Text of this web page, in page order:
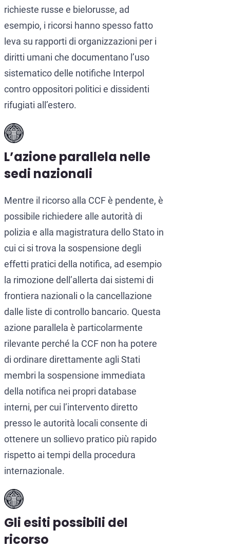
richieste russe e bielorusse, ad
esempio, i ricorsi hanno spesso fatto
leva su rapporti di organizzazioni per i
diritti umani che documentano l’uso
sistematico delle notifiche Interpol
contro oppositori politici e dissidenti
rifugiati all’estero.
L’azione parallela nelle
sedi nazionali
Mentre il ricorso alla CCF è pendente, è
possibile richiedere alle autorità di
polizia e alla magistratura dello Stato in
cui ci si trova la sospensione degli
effetti pratici della notifica, ad esempio
la rimozione dell’allerta dai sistemi di
frontiera nazionali o la cancellazione
dalle liste di controllo bancario. Questa
azione parallela è particolarmente
rilevante perché la CCF non ha potere
di ordinare direttamente agli Stati
membri la sospensione immediata
della notifica nei propri database
interni, per cui l’intervento diretto
presso le autorità locali consente di
ottenere un sollievo pratico più rapido
rispetto ai tempi della procedura
internazionale.
Gli esiti possibili del
ricorso